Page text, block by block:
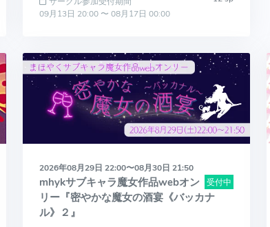
09月13日 20:00 〜 08月17日 00:00
2026年08月29日 22:00〜08月30日 21:50
受付中
mhykサブキャラ魔女作品webオン
リー『密やかな魔女の酒宴《バッカナ
ル》２』